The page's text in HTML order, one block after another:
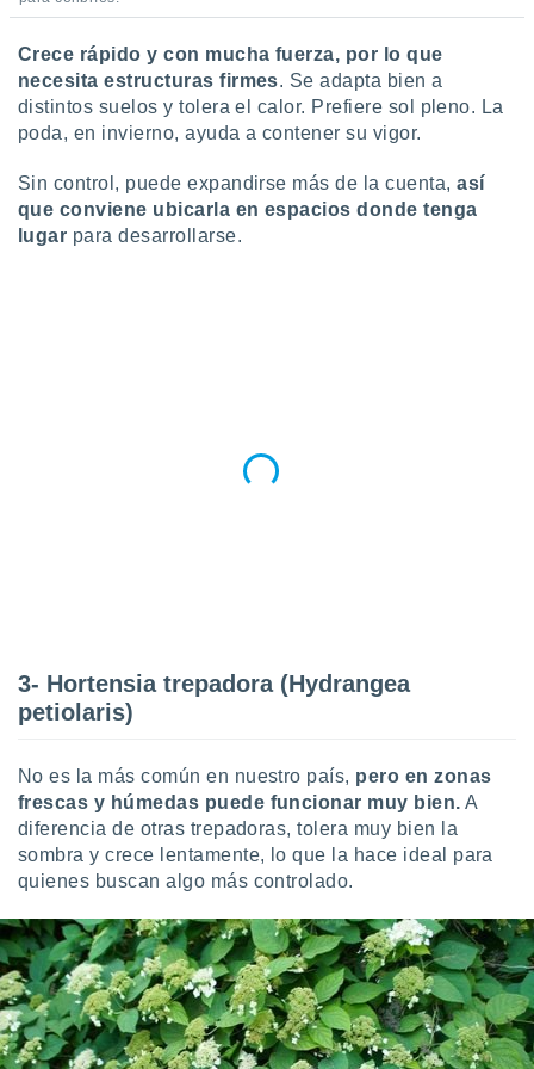
perfiles
utilizar
la
contenido
publicidad
de
Crece rápido y con mucha fuerza, por lo que
necesita estructuras firmes. Se adapta bien a
distintos suelos y tolera el calor. Prefiere sol pleno. La
poda, en invierno, ayuda a contener su vigor.
Sin control, puede expandirse más de la cuenta,así
que conviene ubicarla en espacios donde tenga
lugar para desarrollarse.
3- Hortensia trepadora (Hydrangea
petiolaris)
No es la más común en nuestro país, pero en zonas
frescas y húmedas puede funcionar muy bien. A
diferencia de otras trepadoras, tolera muy bien la
sombra y crece lentamente, lo que la hace ideal para
quienes buscan algo más controlado.